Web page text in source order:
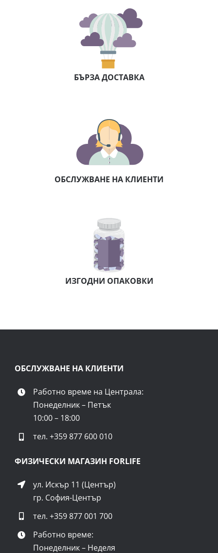
БЪРЗА ДОСТАВКА
ОБСЛУЖВАНЕ НА КЛИЕНТИ
ИЗГОДНИ ОПАКОВКИ
ОБСЛУЖВАНЕ НА КЛИЕНТИ
Работно време на Централа:
Понеделник – Петък
10:00 – 18:00
тел.+359 877 600 010
ФИЗИЧЕСКИ МАГАЗИН FORLIFE
ул. Искър 11 (Център)
гр. София-Център
тел.+359 877 001 700
Работно време:
Понеделник – Неделя